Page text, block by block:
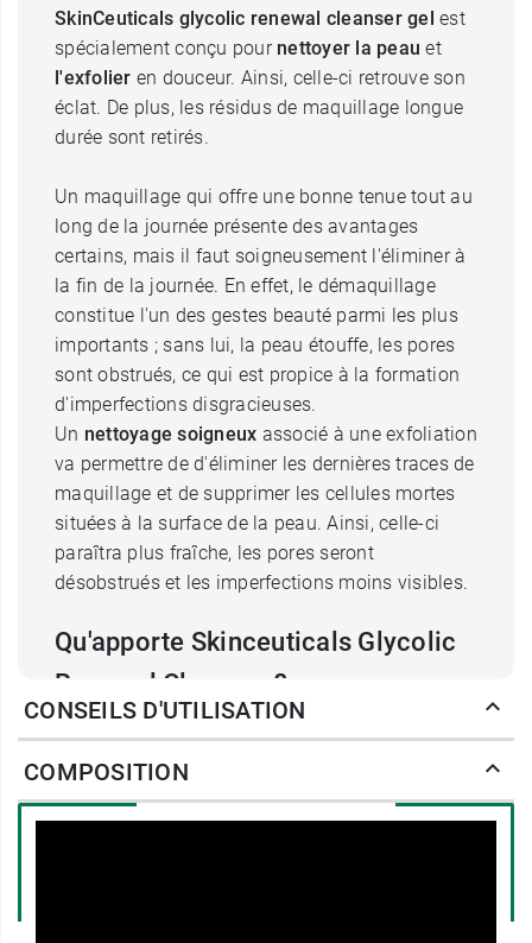
SkinCeuticals glycolic renewal cleanser gel est
spécialement conçu pour nettoyer la peau et
l'exfolier en douceur. Ainsi, celle-ci retrouve son
éclat. De plus, les résidus de maquillage longue
durée sont retirés.
Un maquillage qui offre une bonne tenue tout au
long de la journée présente des avantages
certains, mais il faut soigneusement l'éliminer à
la fin de la journée. En effet, le démaquillage
constitue l'un des gestes beauté parmi les plus
importants ; sans lui, la peau étouffe, les pores
sont obstrués, ce qui est propice à la formation
d'imperfections disgracieuses.
Un nettoyage soigneux associé à une exfoliation
va permettre de d'éliminer les dernières traces de
maquillage et de supprimer les cellules mortes
situées à la surface de la peau. Ainsi, celle-ci
paraîtra plus fraîche, les pores seront
désobstrués et les imperfections moins visibles.
Qu'apporte Skinceuticals Glycolic
Renewal Cleanser ?
nettoyer la peau, éliminant les résidus de
en excès qui ont pu s'accumuler. Il va également
CONSEILS D'UTILISATION
COMPOSITION